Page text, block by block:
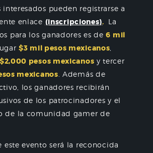
pueden registrarse a
enlace (inscripciones). La
para los ganadores es de6 mil
$3 mil pesos mexicanos
$2,000 pesos mexicanos y tercer
mexicanos . Además de
los ganadores recibirán
de los patrocinadores y el
de la comunidad gamer de
este evento será la reconocida